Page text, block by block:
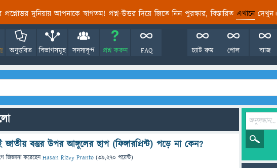
প্রশ্নোত্তর দুনিয়ায় আপনাকে স্বাগতম! প্রশ্ন-উত্তর দিয়ে জিতে নিন পুরস্কার, বিস্তারিত এখানেদেখুন।
অনুত্তরিত বিভাগসমূহ সদস্যবৃন্দ প্রশ্ন করুন FAQ ব্যাজ
পোল
চ্যাট রুম
বস্তুর উপর আঙ্গুলের ছাপ (ফিঙ্গারপ্রিন্ট) পড়ে না কেন?
জিজ্ঞাসাকরেছেনHasan Rizvy Pranto (39,270 পয়েন্ট)